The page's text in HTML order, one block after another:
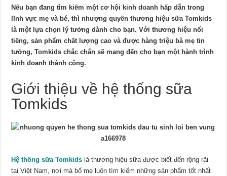
Nếu bạn đang tìm kiếm một cơ hội kinh doanh hấp dẫn trong
lĩnh vực mẹ và bé, thì nhượng quyền thương hiệu sữa Tomkids
là một lựa chọn lý tưởng dành cho bạn. Với thương hiệu nổi
tiếng, sản phẩm chất lượng cao và được hàng triệu bà mẹ tin
tưởng, Tomkids chắc chắn sẽ mang đến cho bạn một hành trình
kinh doanh thành công.
Giới thiệu về hệ thống sữa
Tomkids
Hệ thống sữa Tomkids là thương hiệu sữa được biết đến rộng rãi
tại Việt Nam, nơi mà bố mẹ luôn tìm kiếm những sản phẩm tốt nhất